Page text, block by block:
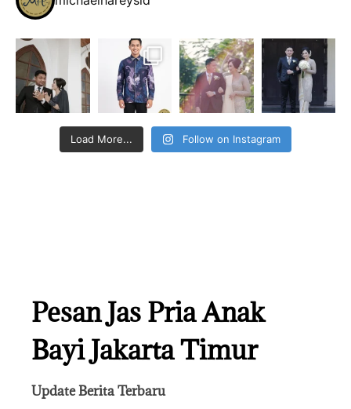
Load More... Follow on Instagram
Pesan Jas Pria Anak
Bayi Jakarta Timur
Update Berita Terbaru